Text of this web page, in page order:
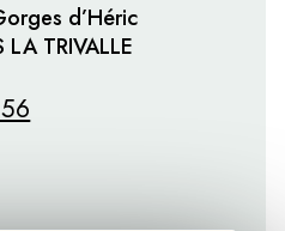
d’Héric
TRIVALLE